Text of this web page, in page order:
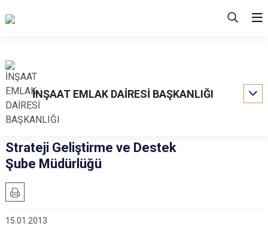
İNŞAAT EMLAK DAİRESİ BAŞKANLIĞI
Strateji Geliştirme ve Destek
Şube Müdürlüğü
15.01.2013